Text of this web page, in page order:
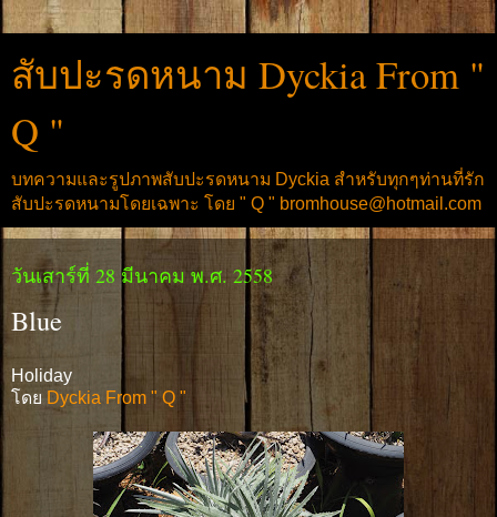
สับปะรดหนาม Dyckia From "
Q "
บทความและรูปภาพสับปะรดหนาม Dyckia สำหรับทุกๆท่านที่รัก
สับปะรดหนามโดยเฉพาะ โดย " Q " bromhouse@hotmail.com
วันเสาร์ที่ 28 มีนาคม พ.ศ. 2558
Blue
Holiday
โดย Dyckia From " Q "